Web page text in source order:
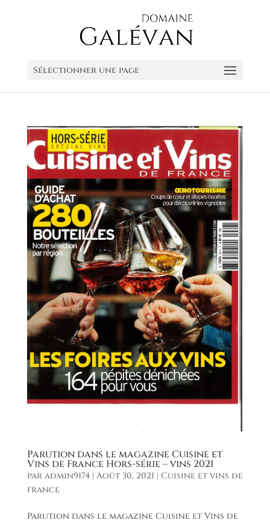
Sélectionner une page
Parution dans le magazine Cuisine et
Vins de France Hors-série – vins 2021
par admin9174| Août 30, 2021 | Cuisine et vins de
france
Parution dans le magazine Cuisine et Vins de